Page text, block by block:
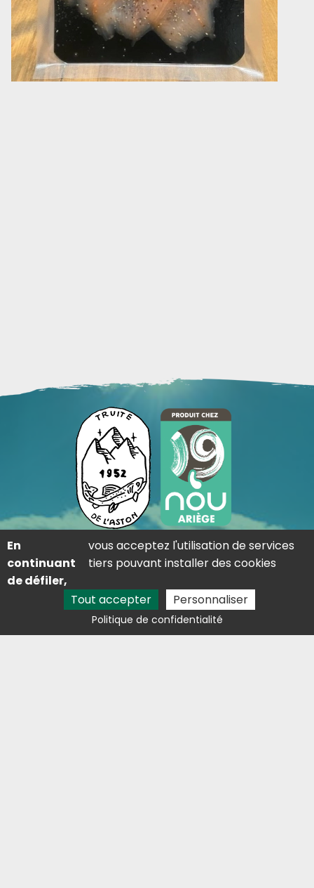
Adresse
Lieu dit saint-martin 09310 Les Cabannes
Contact
05 81 29 81 68
lestresorsdelaston@outlook.fr
En
continuant
de défiler,
vous acceptez l'utilisation de services
tiers pouvant installer des cookies
Tout accepter Personnaliser
Politique de confidentialité